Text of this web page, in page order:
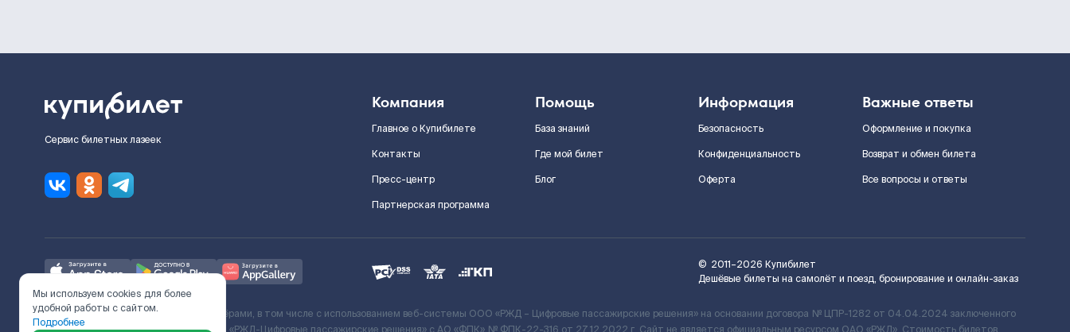
Сервис билетных лазеек
Компания
Главное о Купибилете
Контакты
Пресс-центр
Партнерская программа
Помощь
База знаний
Где мой билет
Блог
Информация
Безопасность
Конфиденциальность
Оферта
Важные ответы
Оформление и покупка
Возврат и обмен билета
Все вопросы и ответы
© 2011–2026 Купибилет
Дешёвые билеты на самолёт и поезд, бронирование и онлайн-заказ
Ж/Д билеты предоставляются партнёрами, в том числе с использованием веб-системы ООО «РЖД – Цифровые пассажирские решения» на основании договора № ЦПР-1282 от 04.04.2024 заключенного
Мы используем cookies для более
удобной работы с сайтом.
Подробнее